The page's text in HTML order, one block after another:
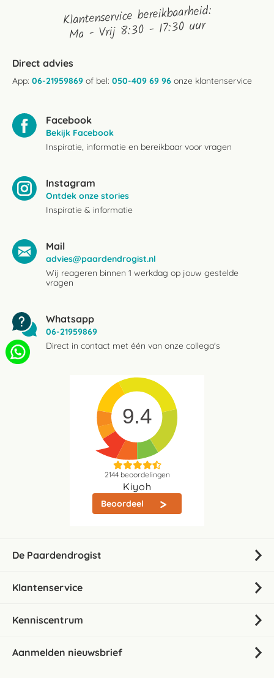
Klantenservice bereikbaarheid:
Ma - Vrij 8:30 - 17:30 uur
Direct advies
App: 06-21959869 of bel: 050-409 69 96 onze klantenservice
Facebook
Bekijk Facebook
Inspiratie, informatie en bereikbaar voor vragen
Instagram
Ontdek onze stories
Inspiratie & informatie
Mail
advies@paardendrogist.nl
Wij reageren binnen 1 werkdag op jouw gestelde
vragen
Whatsapp
06-21959869
Direct in contact met één van onze collega's
9.4
2144beoordelingen
Kiyoh
Beoordeel
De Paardendrogist
Klantenservice
Kenniscentrum
Aanmelden nieuwsbrief